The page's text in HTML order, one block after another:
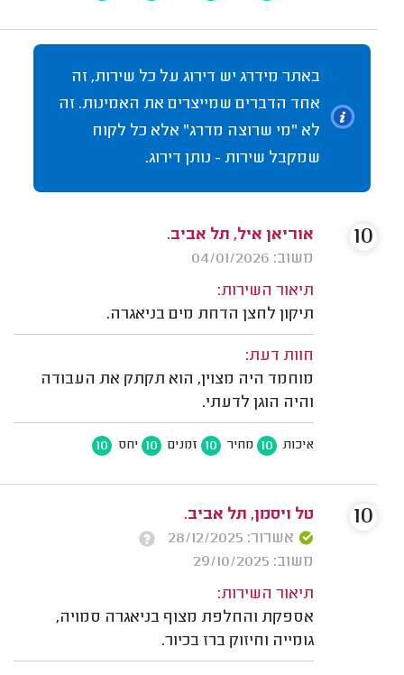
באתר מידרג יש דירוג על כל שירות, זה
אחד הדברים שמייצרים את האמינות. זה
לא "מי שרוצה מדרג" אלא כל לקוח
שמקבל שירות - נותן דירוג.
אוריאן איל, תל אביב.
משוב: 04/01/2026
תיאור השירות:
תיקון לחצן הדחת מים בניאגרה.
חוות דעת:
מוחמד היה מצוין, הוא תקתק את העבודה
והיה הוגן לדעתי.
איכות 10 מחיר 10 זמנים 10 יחס 10
10
טל ויסמן, תל אביב.
אשרור: 28/12/2025
משוב: 29/10/2025
תיאור השירות:
אספקת והחלפת מצוף בניאגרה סמויה,
גומייה וחיזוק ברז בכיור.
10